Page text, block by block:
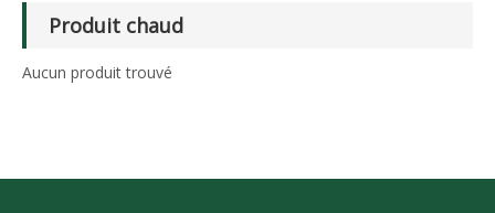
Produit chaud
Aucun produit trouvé